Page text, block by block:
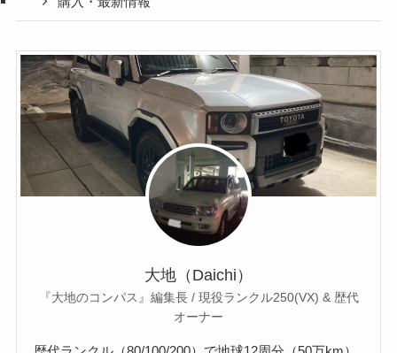
大地（Daichi）
『大地のコンパス』編集長 / 現役ランクル250(VX) & 歴代
オーナー